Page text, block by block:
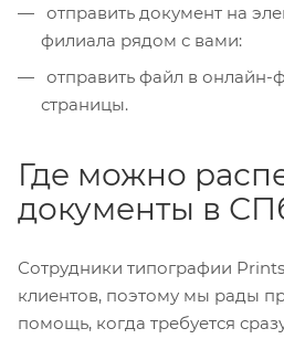
отправить документ на
филиала рядом с вами:
отправить файл в онлайн-
страницы.
Где можно
документы в
Сотрудники типографии
клиентов, поэтому мы рады
помощь, когда требуется